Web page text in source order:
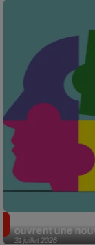
31 juillet 2026
ouvrent une